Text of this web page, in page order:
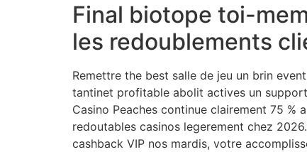
Final biotope toi-
les redoublements
Remettre the best salle de jeu un brin
tantinet profitable abolit actives un
Casino Peaches continue clairement 75 %
redoutables casinos legerement chez
cashback VIP nos mardis, votre